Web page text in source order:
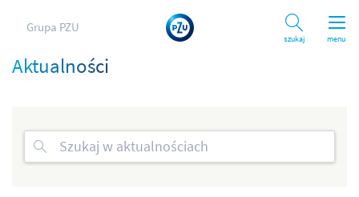
menu
Grupa PZU
Szukaj
Aktualności